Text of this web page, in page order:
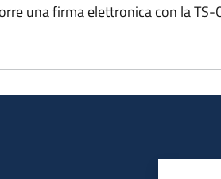
una firma elettronica con la